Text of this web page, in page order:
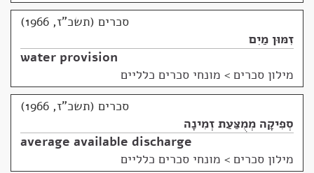
סכרים (תשכ"ז, 1966)
זִמּוּן מַיִם
water provision
מילון סכרים > מונחי סכרים כלליים
סכרים (תשכ"ז, 1966)
סְפִיקָה מְמֻצַּעַת זְמִינָה
average available discharge
מילון סכרים > מונחי סכרים כלליים